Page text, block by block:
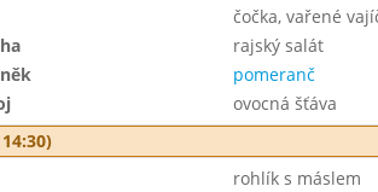
čočka, vařené
rajský salát
pomeranč
ovocná šťáva
rohlík s máslem